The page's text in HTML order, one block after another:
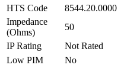
HTS Code
8544.20.0000
Impedance
(Ohms)
50
IP Rating
Not Rated
Low PIM
No